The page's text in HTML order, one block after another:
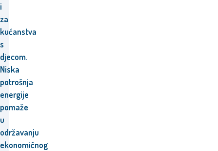
i
za
kućanstva
s
djecom.
Niska
potrošnja
energije
pomaže
u
održavanju
ekonomičnog